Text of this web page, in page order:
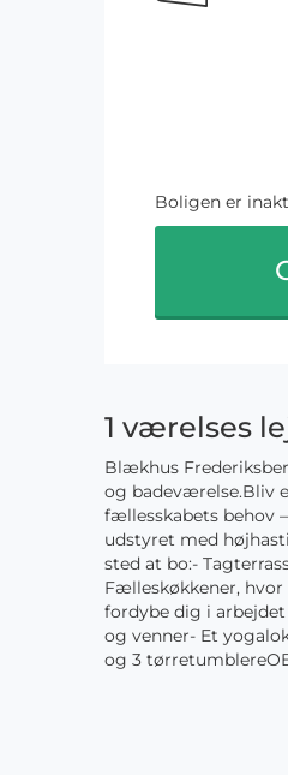
Boligen er
1 værelses
Blækhus
og badeværelse.Bliv
fællesskabets behov
udstyret med
sted at bo:-
Fælleskøkkener, hvor
fordybe dig i
og venner- Et
og 3